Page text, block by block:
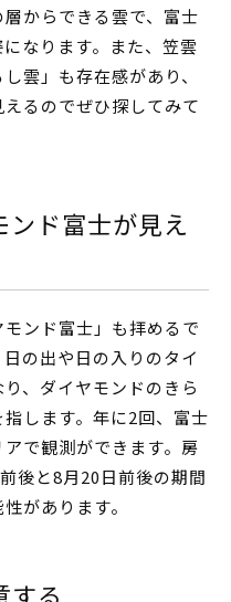
からできる雲で、富士
なります。また、笠雲
雲」も存在感があり、
るのでぜひ探してみて
ド富士が見え
ンド富士」も拝めるで
の出や日の入りのタイ
、ダイヤモンドのきら
します。年に2回、富士
で観測ができます。房
後と8月20日前後の期間
があります。
する